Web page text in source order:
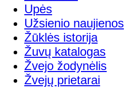
Upės
Užsienio naujienos
Žūklės istorija
Žuvų katalogas
Žvejo žodynėlis
Žvejų prietarai